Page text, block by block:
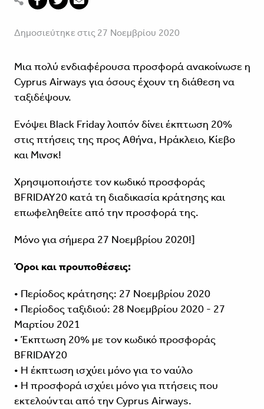
Δημοσιεύτηκε στις 27 Νοεμβρίου 2020
Μια πολύ ενδιαφέρουσα προσφορά ανακοίνωσε η
Cyprus Airways για όσους έχουν τη διάθεση να
ταξιδέψουν.
Eνόψει Black Friday λοιπόν δίνει έκπτωση 20%
στις πτήσεις της προς Αθήνα, Ηράκλειο, Κίεβο
και Μινσκ!
Χρησιμοποιήστε τον κωδικό προσφοράς
BFRIDAY20 κατά τη διαδικασία κράτησης και
επωφεληθείτε από την προσφορά της.
Μόνο για σήμερα 27 Νοεμβρίου 2020!]
Όροι και προυποθέσεις:
• Περίοδος κράτησης: 27 Νοεμβρίου 2020
• Περίοδος ταξιδιού: 28 Νοεμβρίου 2020 - 27
Μαρτίου 2021
• Έκπτωση 20% με τον κωδικό προσφοράς
BFRIDAY20
• Η έκπτωση ισχύει μόνο για το ναύλο
• Η προσφορά ισχύει μόνο για πτήσεις που
εκτελούνται από την Cyprus Airways.